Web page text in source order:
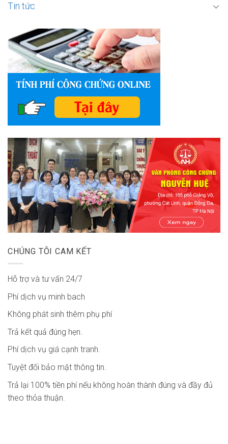
Tin tức
CHÚNG TÔI CAM KẾT
Hỗ trợ và tư vấn 24/7
Phí dịch vụ minh bach
Không phát sinh thêm phụ phí
Trả kết quả đúng hẹn.
Phí dịch vụ giá cạnh tranh.
Tuyệt đối bảo mật thông tin.
Trả lại 100% tiền phí nếu không hoàn thành đúng và đầy đủ
theo thỏa thuận.